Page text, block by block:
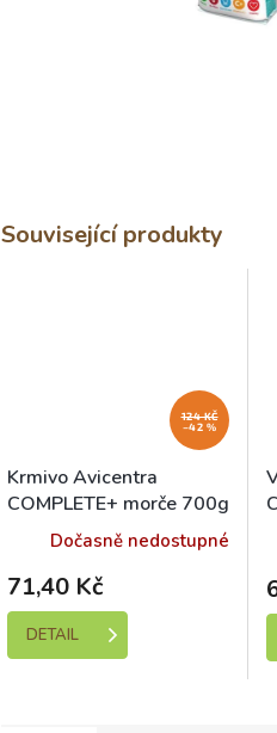
Související produkty
124 KČ
–42 %
Krmivo Avicentra
COMPLETE+ morče 700g
Dočasně nedostupné
71,40 Kč
DETAIL